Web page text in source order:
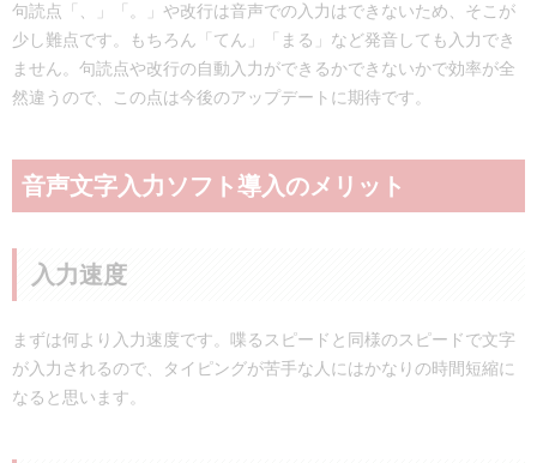
句読点「、」「。」や改行は音声での入力はできないため、そこが
少し難点です。もちろん「てん」「まる」など発音しても入力でき
ません。句読点や改行の自動入力ができるかできないかで効率が全
然違うので、この点は今後のアップデートに期待です。
音声文字入力ソフト導入のメリット
入力速度
まずは何より入力速度です。喋るスピードと同様のスピードで文字
が入力されるので、タイピングが苦手な人にはかなりの時間短縮に
なると思います。